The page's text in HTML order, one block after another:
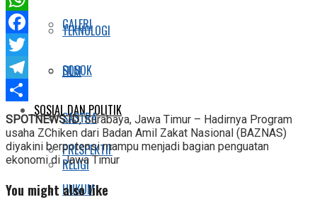
TEKNOLOGI
SOSOK
SOSIAL DAN POLITIK
PRESPEKTIF
HUKUM
GALERI
FILM
SASTRA
RELIGI
WhatsApp
Facebook
Twitter
Telegram
Share
SPOTNEWS.ID, Surabaya, Jawa Timur – Hadirnya Program
usaha ZChiken dari Badan Amil Zakat Nasional (BAZNAS)
diyakini berpotensi mampu menjadi bagian penguatan
ekonomi di Jawa Timur
You might also like